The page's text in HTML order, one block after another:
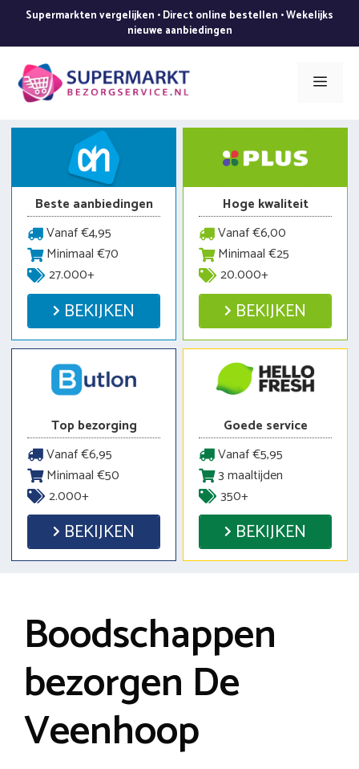
de
inhoud
Supermarkten vergelijken • Direct online bestellen • Wekelijks
nieuwe aanbiedingen
Menu
Beste aanbiedingen
Vanaf €4,95
Minimaal €70
27.000+
BEKIJKEN
Hoge kwaliteit
Vanaf €6,00
Minimaal €25
20.000+
BEKIJKEN
Top bezorging
Vanaf €6,95
Minimaal €50
2.000+
BEKIJKEN
Goede service
Vanaf €5,95
3 maaltijden
350+
BEKIJKEN
Boodschappen
bezorgen De
Veenhoop